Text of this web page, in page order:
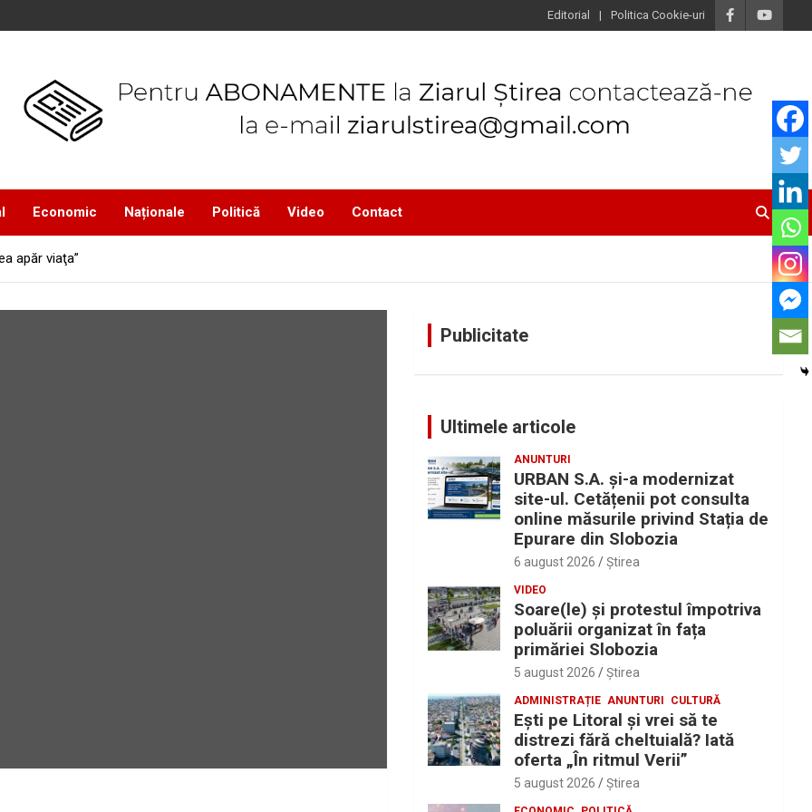
Editorial Politica Cookie-uri
Economic Naționale Politică Video Contact
apăr viaţa”
Publicitate
Ultimele articole
ANUNTURI
URBAN S.A. și-a modernizat
site-ul. Cetățenii pot consulta
online măsurile privind Stația de
Epurare din Slobozia
6 august 2026 Ştirea
VIDEO
Soare(le) și protestul împotriva
poluării organizat în fața
primăriei Slobozia
5 august 2026 Ştirea
ADMINISTRAȚIE ANUNTURI CULTURĂ
Eşti pe Litoral şi vrei să te
distrezi fără cheltuială? Iată
oferta „În ritmul Verii”
5 august 2026 Ştirea